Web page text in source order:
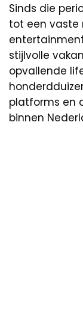
Sinds die
tot een vaste
stijlvolle
opvallende
platforms en
binnen